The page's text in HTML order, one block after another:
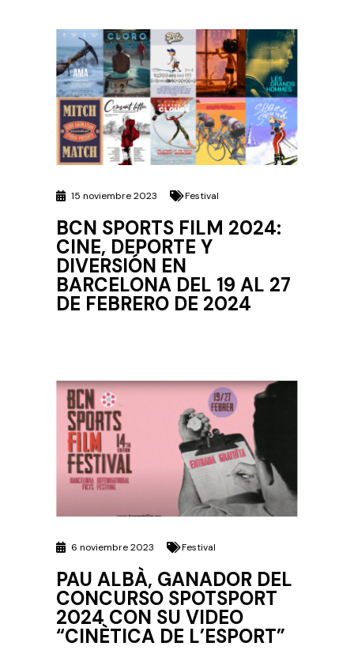
15 noviembre 2023 Festival
BCN SPORTS FILM 2024:
CINE, DEPORTE Y
DIVERSIÓN EN
BARCELONA DEL 19 AL 27
DE FEBRERO DE 2024
6 noviembre 2023 Festival
PAU ALBÀ, GANADOR DEL
CONCURSO SPOTSPORT
2024 CON SU VIDEO
“CINÈTICA DE L’ESPORT”